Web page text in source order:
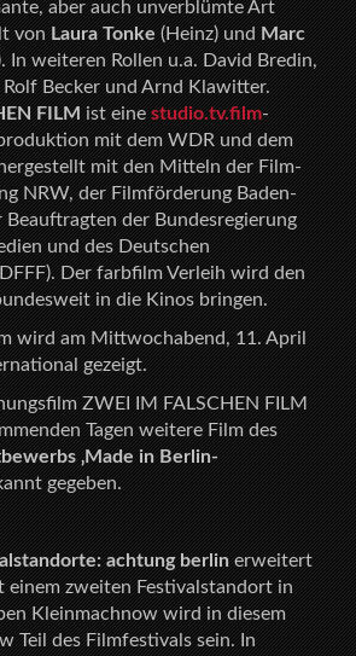
aber auch unverblümte Art
vonLaura Tonke(Heinz) undMarc
In weiteren Rollen u.a. David Bredin,
Becker und Arnd Klawitter.
FILMist einestudio.tv.film-
mit dem WDR und dem
mit den Mitteln der Film-
NRW, der Filmförderung Baden-
der Bundesregierung
und des Deutschen
Der farbfilm Verleih wird den
in die Kinos bringen.
wird am Mittwochabend, 11. April
gezeigt.
ZWEI IM FALSCHEN FILM
Tagen weitere Film des
‚Made in Berlin-
gegeben.
achtung berlinerweitert
einem zweiten Festivalstandort in
Kleinmachnow wird in diesem
Teil des Filmfestivals sein. In